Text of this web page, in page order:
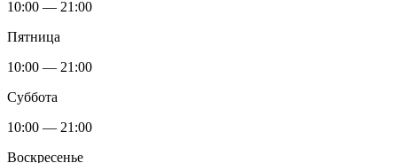
10:00 — 21:00
Пятница
10:00 — 21:00
Суббота
10:00 — 21:00
Воскресенье